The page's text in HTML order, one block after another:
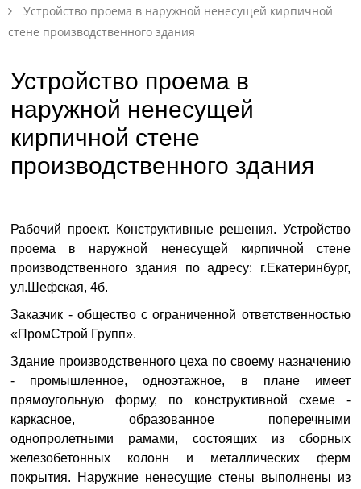
Устройство проема в наружной ненесущей кирпичной
стене производственного здания
Устройство проема в
наружной ненесущей
кирпичной стене
производственного здания
Рабочий проект. Конструктивные решения. Устройство
проема в наружной ненесущей кирпичной стене
производственного здания по адресу: г.Екатеринбург,
ул.Шефская, 4б.
Заказчик - общество с ограниченной ответственностью
«ПромСтрой Групп».
Здание производственного цеха по своему назначению
- промышленное, одноэтажное, в плане имеет
прямоугольную форму, по конструктивной схеме -
каркасное, образованное поперечными
однопролетными рамами, состоящих из сборных
железобетонных колонн и металлических ферм
покрытия. Наружние ненесущие стены выполнены из